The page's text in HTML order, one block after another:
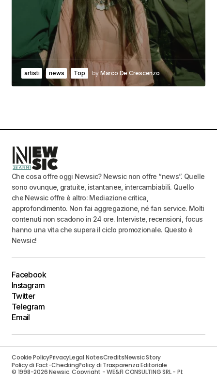
artisti news Top by Marco De Crescenzo
Che cosa offre oggi Newsic? Newsic non offre “news”. Quelle
sono ovunque, gratuite, istantanee, intercambiabili. Quello
che Newsic offre è altro: Mediazione critica,
approfondimento. Non fai aggregazione, né fan service. Molti
contenuti non scadono in 24 ore. Interviste, recensioni, focus
hanno una vita che supera il ciclo promozionale. Questo è
Newsic!
Facebook
Instagram
Twitter
Telegram
Email
Cookie PolicyPrivacyLegal NotesCreditsNewsic Story
Policy di Fact-CheckingPolicy di Trasparenza Editoriale
© 1998-2026 Newsic. Copyright - WE&FI CONSULTING SRL - PI: